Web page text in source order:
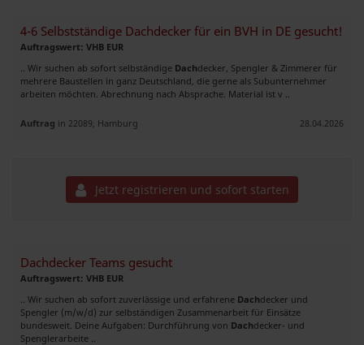
4-6 Selbstständige Dachdecker für ein BVH in DE gesucht!
Auftragswert: VHB EUR
.. Wir suchen ab sofort selbständige Dachdecker, Spengler & Zimmerer für
mehrere Baustellen in ganz Deutschland, die gerne als Subunternehmer
arbeiten möchten. Abrechnung nach Absprache. Material ist v ..
Auftrag in 22089, Hamburg 28.04.2026
Jetzt registrieren und sofort starten
Dachdecker Teams gesucht
Auftragswert: VHB EUR
.. Wir suchen ab sofort zuverlässige und erfahrene Dachdecker und
Spengler (m/w/d) zur selbständigen Zusammenarbeit für Einsätze
bundesweit. Deine Aufgaben: Durchführung von Dachdecker- und
Spenglerarbeite ..